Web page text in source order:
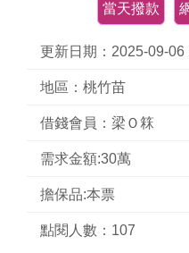
當天撥款
更新日期：2025-09-06
地區：桃竹苗
借錢會員：梁Ｏ箖
需求金額:30萬
擔保品:本票
點閱人數：107